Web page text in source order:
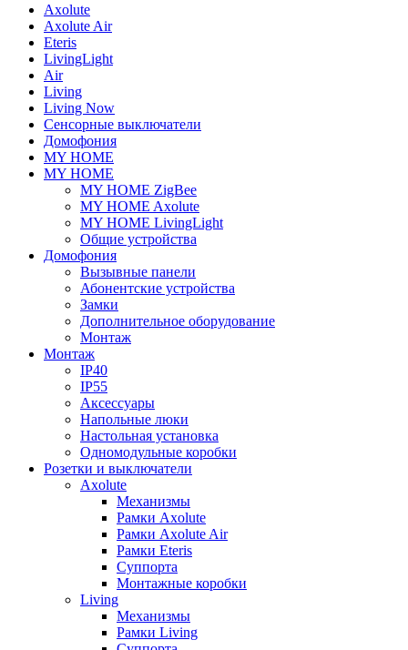
Axolute
Axolute Air
Eteris
LivingLight
Air
Living
Living Now
Сенсорные выключатели
Домофония
MY HOME
MY HOME
MY HOME ZigBee
MY HOME Axolute
MY HOME LivingLight
Общие устройства
Домофония
Вызывные панели
Абонентские устройства
Замки
Дополнительное оборудование
Монтаж
Монтаж
IP40
IP55
Аксессуары
Напольные люки
Настольная установка
Одномодульные коробки
Розетки и выключатели
Axolute
Механизмы
Рамки Axolute
Рамки Axolute Air
Рамки Eteris
Суппорта
Монтажные коробки
Living
Механизмы
Рамки Living